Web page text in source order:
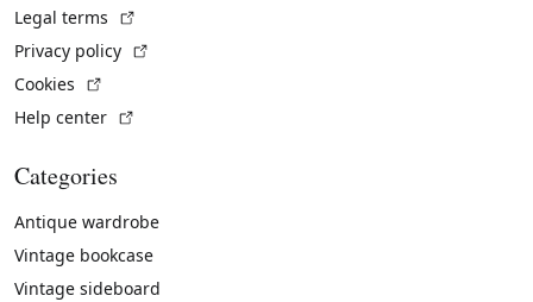
Legal terms
Privacy policy
Cookies
Help center
Categories
Antique wardrobe
Vintage bookcase
Vintage sideboard